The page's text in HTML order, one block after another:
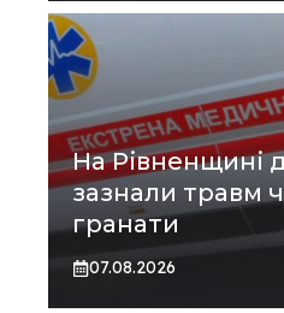
На Рівненщині
зазнали травм
гранати
07.08.2026